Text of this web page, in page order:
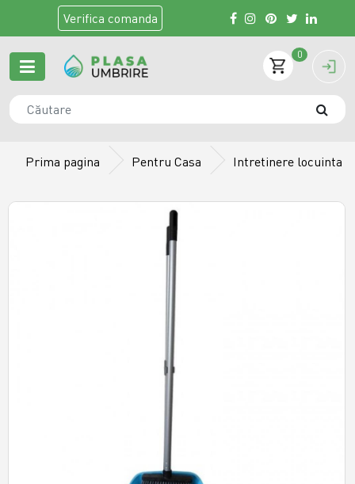
Verifica comanda
0
Prima pagina Pentru Casa Intretinere locuinta